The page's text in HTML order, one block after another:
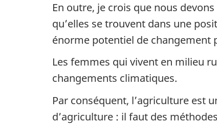
En outre, je crois que nous
qu’elles se trouvent dans une
énorme potentiel de changement
Les femmes qui vivent en milieu
changements climatiques.
Par conséquent, l’agriculture est
d’agriculture : il faut des